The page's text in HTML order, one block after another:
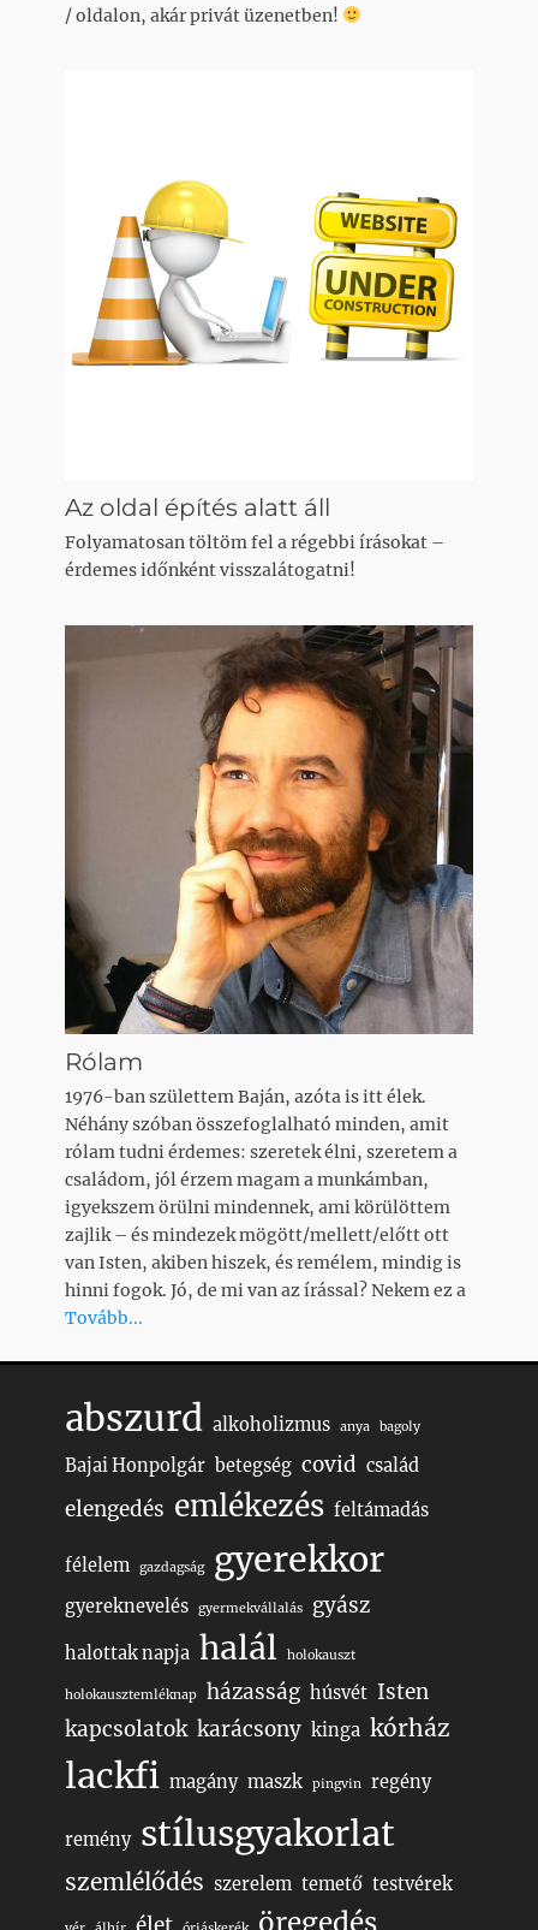
/ oldalon, akár privát üzenetben!
Az oldal építés alatt áll
Folyamatosan töltöm fel a régebbi írásokat –
érdemes időnként visszalátogatni!
Rólam
1976-ban születtem Baján, azóta is itt élek.
Néhány szóban összefoglalható minden, amit
rólam tudni érdemes: szeretek élni, szeretem a
családom, jól érzem magam a munkámban,
igyekszem örülni mindennek, ami körülöttem
zajlik – és mindezek mögött/mellett/előtt ott
van Isten, akiben hiszek, és remélem, mindig is
hinni fogok. Jó, de mi van az írással? Nekem ez a
Tovább...
abszurd alkoholizmus anya bagoly
Bajai Honpolgár betegség covid család
elengedés emlékezés feltámadás
félelem gazdagság gyerekkor
gyereknevelés gyermekvállalás gyász
halottak napja halál holokauszt
holokausztemléknap házasság húsvét Isten
kapcsolatok karácsony kinga kórház
lackfi magány maszk pingvin regény
remény stílusgyakorlat
szemlélődés szerelem temető testvérek
öregedés